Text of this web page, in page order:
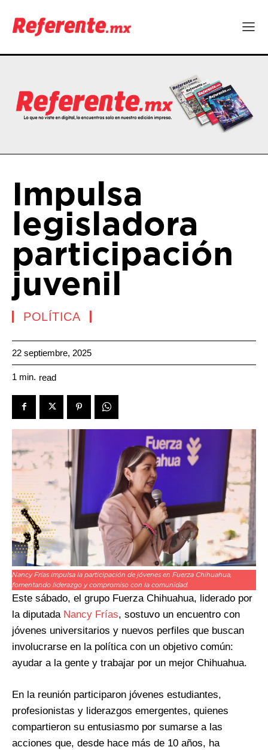
Impulsa
legisladora
participación
juvenil
POLÍTICA
22 septiembre, 2025
1 min. read
Nancy Frías impulsa la participación de jóvenes en Fuerza Chihuahua,
fomentando liderazgo y compromiso con la comunidad.
Este sábado, el grupo Fuerza Chihuahua, liderado por
la diputada Nancy Frías, sostuvo un encuentro con
jóvenes universitarios y nuevos perfiles que buscan
involucrarse en la política con un objetivo común:
ayudar a la gente y trabajar por un mejor Chihuahua.
En la reunión participaron jóvenes estudiantes,
profesionistas y liderazgos emergentes, quienes
compartieron su entusiasmo por sumarse a las
acciones que, desde hace más de 10 años, ha